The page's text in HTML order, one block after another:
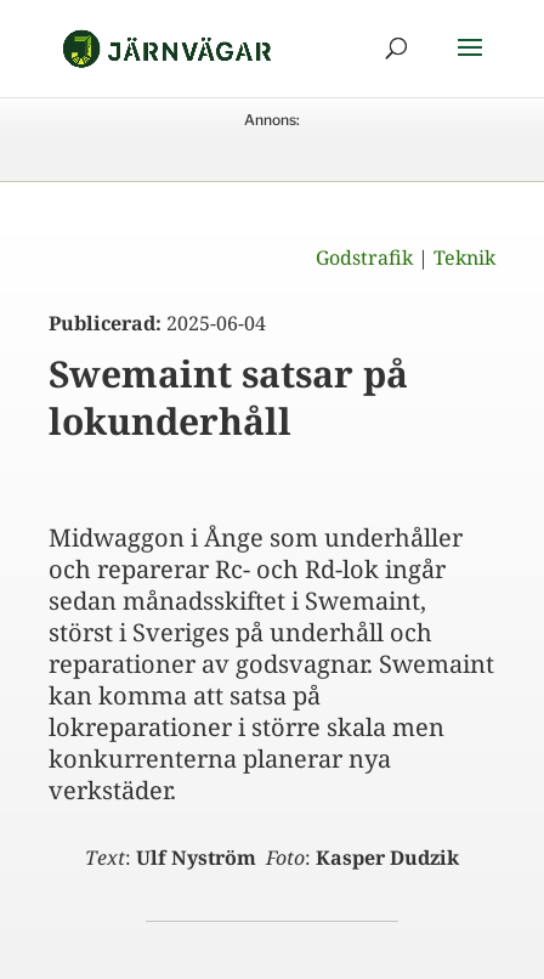
Annons:
Godstrafik| Teknik
Publicerad: 2025-06-04
Swemaint satsar på
lokunderhåll
Midwaggon i Ånge som underhåller
och reparerar Rc- och Rd-lok ingår
sedan månadsskiftet i Swemaint,
störst i Sveriges på underhåll och
reparationer av godsvagnar. Swemaint
kan komma att satsa på
lokreparationer i större skala men
konkurrenterna planerar nya
verkstäder.
Text: Ulf Nyström Foto: Kasper Dudzik